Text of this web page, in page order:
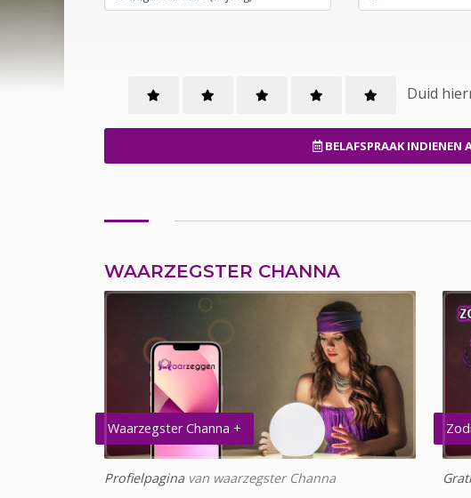
Duid
BELAFSPRAAK INDIENEN
WAARZEGSTER CHANNA
Waarzegster Channa +
Profielpaginavan waarzegster Channa